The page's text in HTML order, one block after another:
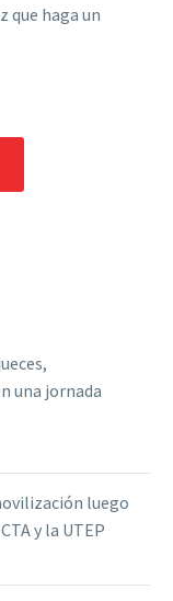
que haga un
una jornada
luego
y la UTEP